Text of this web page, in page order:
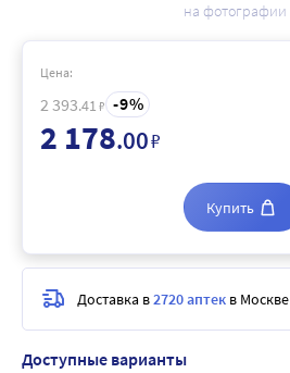
на фотографии
Доступные варианты
Цена:
2 393.41 ₽ 9
2 178.00₽
Купить
Доставка в2720 аптек в Москве